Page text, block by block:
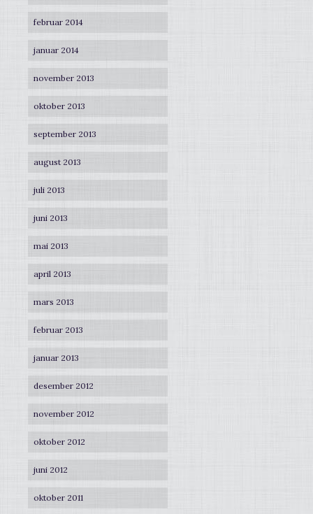
februar 2014
januar 2014
november 2013
oktober 2013
september 2013
august 2013
juli 2013
juni 2013
mai 2013
april 2013
mars 2013
februar 2013
januar 2013
desember 2012
november 2012
oktober 2012
juni 2012
oktober 2011